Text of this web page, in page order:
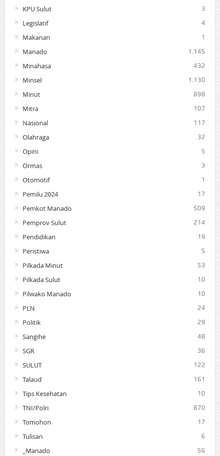
KPU Sulut 3
Legislatif 4
Makanan 1
Manado 1.145
Minahasa 432
Minsel 1.130
Minut 898
Mitra 107
Nasional 117
Olahraga 32
Opini 5
Ormas 3
Otomotif 1
Pemilu 2024 17
Pemkot Manado 509
Pemprov Sulut 214
Pendidikan 19
Peristiwa 5
Pilkada Minut 53
Pilkada Sulut 10
Pilwako Manado 10
PLN 24
Politik 29
Sangihe 48
SGR 36
SULUT 122
Talaud 161
Tips Kesehatan 10
TNI/Polri 870
Tomohon 17
Tulisan 6
_Manado 56